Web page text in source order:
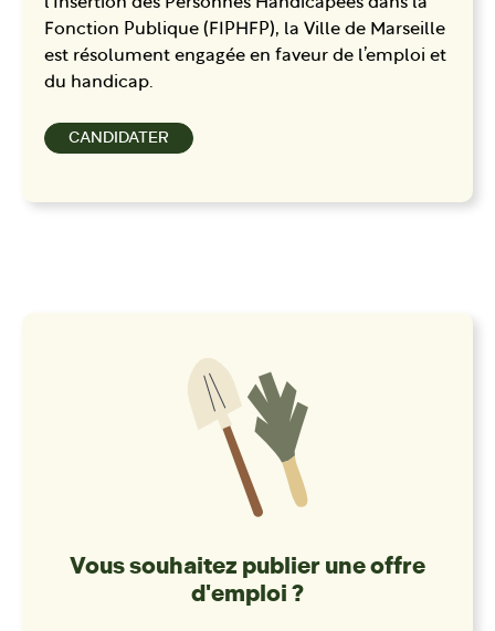
l’Insertion des Personnes Handicapées dans la
Fonction Publique (FIPHFP), la Ville de Marseille
est résolument engagée en faveur de l’emploi et
du handicap.
CANDIDATER
Vous souhaitez publier une offre
d'emploi ?